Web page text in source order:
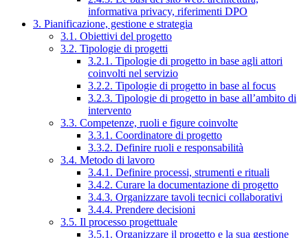
informativa privacy, riferimenti DPO
3. Pianificazione, gestione e strategia
3.1. Obiettivi del progetto
3.2. Tipologie di progetti
3.2.1. Tipologie di progetto in base agli attori
coinvolti nel servizio
3.2.2. Tipologie di progetto in base al focus
3.2.3. Tipologie di progetto in base all’ambito di
intervento
3.3. Competenze, ruoli e figure coinvolte
3.3.1. Coordinatore di progetto
3.3.2. Definire ruoli e responsabilità
3.4. Metodo di lavoro
3.4.1. Definire processi, strumenti e rituali
3.4.2. Curare la documentazione di progetto
3.4.3. Organizzare tavoli tecnici collaborativi
3.4.4. Prendere decisioni
3.5. Il processo progettuale
3.5.1. Organizzare il progetto e la sua gestione